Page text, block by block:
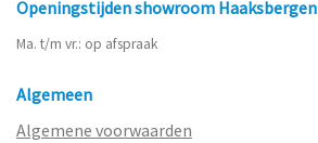
Openingstijden showroom Haaksbergen
Ma. t/m vr.: op afspraak
Algemeen
Algemene voorwaarden